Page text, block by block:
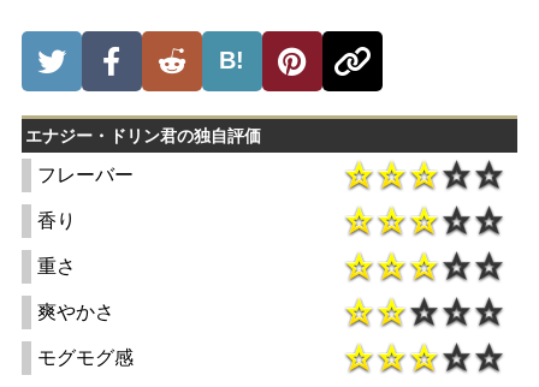
B!
エナジー・ドリン君の独自評価
フレーバー
香り
重さ
爽やかさ
モグモグ感